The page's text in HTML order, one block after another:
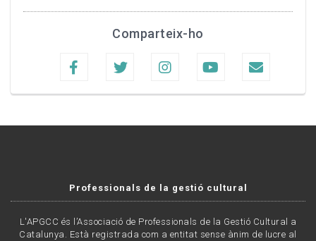
Comparteix-ho
Professionals de la gestió cultural
L'APGCC és l’Associació de Professionals de la Gestió Cultural a
Catalunya. Està registrada com a entitat sense ànim de lucre al